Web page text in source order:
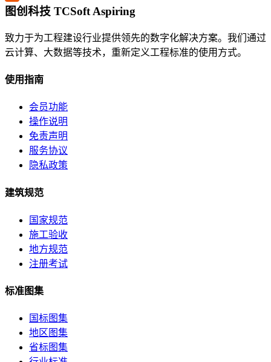
图创科技 TCSoft Aspiring
致力于为工程建设行业提供领先的数字化解决方案。我们通过
云计算、大数据等技术，重新定义工程标准的使用方式。
使用指南
会员功能
操作说明
免责声明
服务协议
隐私政策
建筑规范
国家规范
施工验收
地方规范
注册考试
标准图集
国标图集
地区图集
省标图集